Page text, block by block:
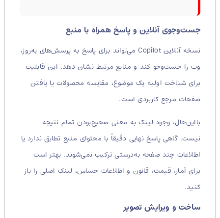
جست‌وجوی آنلاین و پاسخ همراه با منبع
نسخه آنلاین Copilot می‌تواند برای پاسخ به پرسش‌های به‌روز،
وب را جست‌وجو کند و منابع مرتبط نشان دهد. این قابلیت
برای شناخت اولیه یک موضوع، مقایسه محصولات یا یافتن
صفحات مرجع کاربردی است.
بااین‌حال، وجود لینک به معنی صحیح‌بودن تمام نتیجه
نیست. گاهی پاسخ نهایی دقیقاً با محتوای منبع تطابق ندارد یا
اطلاعات چند صفحه به‌درستی ترکیب نمی‌شوند. بهتر است
برای آمار، قیمت، قانون و اطلاعات حساس، لینک اصلی را باز
کنید.
ساخت و ویرایش تصویر